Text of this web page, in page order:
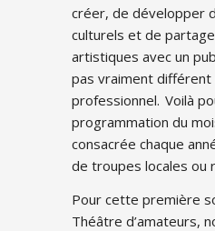
créer, de développer
culturels et de
artistiques avec un
pas vraiment différent
professionnel. Voilà
programmation du
consacrée chaque
de troupes locales ou
Pour cette première
Théâtre d’amateurs,